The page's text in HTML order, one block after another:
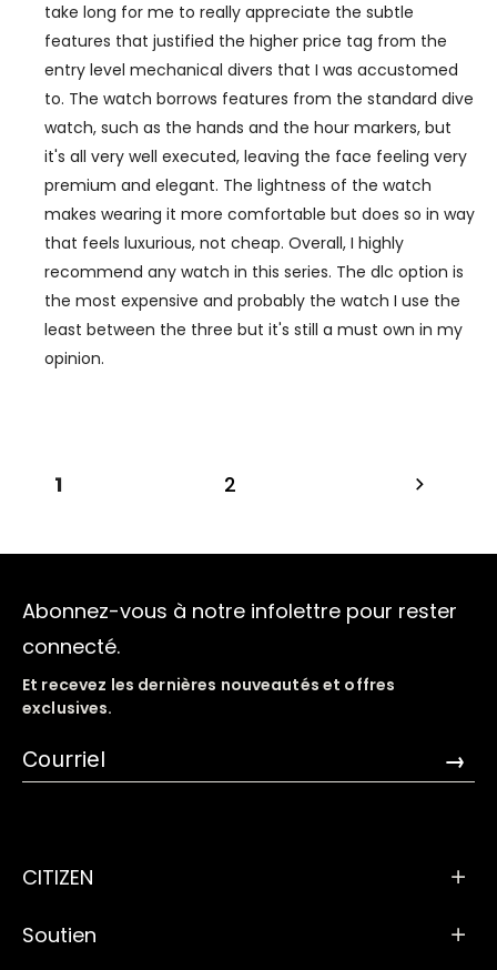
take long for me to really appreciate the subtle
features that justified the higher price tag from the
entry level mechanical divers that I was accustomed
to. The watch borrows features from the standard dive
watch, such as the hands and the hour markers, but
it's all very well executed, leaving the face feeling very
premium and elegant. The lightness of the watch
makes wearing it more comfortable but does so in way
that feels luxurious, not cheap. Overall, I highly
recommend any watch in this series. The dlc option is
the most expensive and probably the watch I use the
least between the three but it's still a must own in my
opinion.
1 2
Abonnez-vous à notre infolettre pour rester
connecté.
Et recevez les dernières nouveautés et offres
exclusives.
→
CITIZEN
Soutien